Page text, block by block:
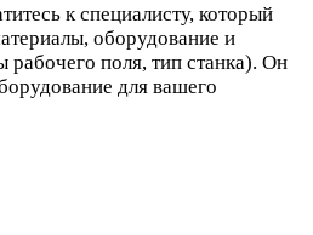
к специалисту, который
оборудование и
рабочего поля, тип станка). Он
для вашего